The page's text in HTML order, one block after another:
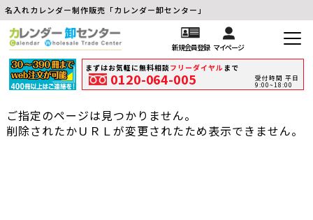
名入れカレンダー制作販売「カレンダー卸センター」
新規会員登録 マイページ
まずはお気軽に無料相談フリーダイヤル まで
0120-064-005
受付時間 平日
9:00~18:00
ご指定のページは見つかりません。
削除されたかＵＲＬが変更されたため表示できません。